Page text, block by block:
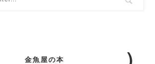
金魚屋の本